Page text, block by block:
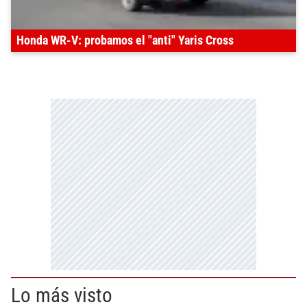
Honda WR-V: probamos el "anti" Yaris Cross
Lo más visto